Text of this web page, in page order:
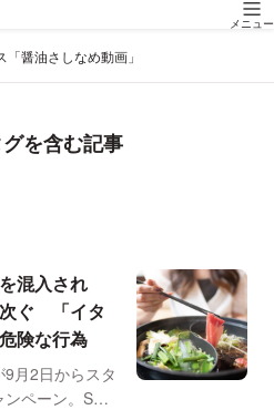
メニュー
「醤油さしなめ動画」
を含む記事
混入され
ぐ 「イタ
険な行為
月2日からスタ
ペーン。SNS